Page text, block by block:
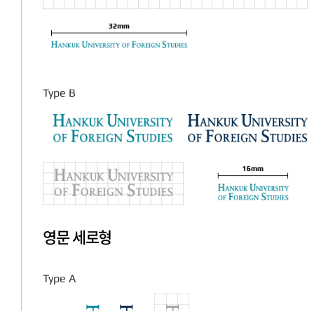
Type B
영문 세로형
Type A